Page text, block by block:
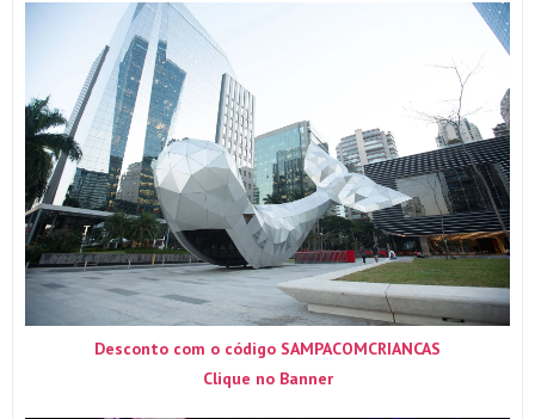
Desconto com o código SAMPACOMCRIANCAS
Clique no Banner